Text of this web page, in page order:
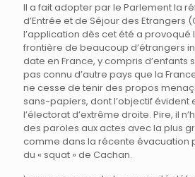
Il a fait adopter par le Parlement la
d’Entrée et de Séjour des Etrangers
l’application dès cet été a provoqué
frontière de beaucoup d’étrangers
date en France, y compris d’enfants
pas connu d’autre pays que la
ne cesse de tenir des propos
sans-papiers, dont l’objectif évident
l’électorat d’extrême droite. Pire, il
des paroles aux actes avec la plus
comme dans la récente évacuation
du « squat » de Cachan.